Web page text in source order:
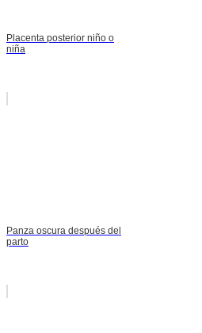
Placenta posterior niño o
niña
Panza oscura después del
parto